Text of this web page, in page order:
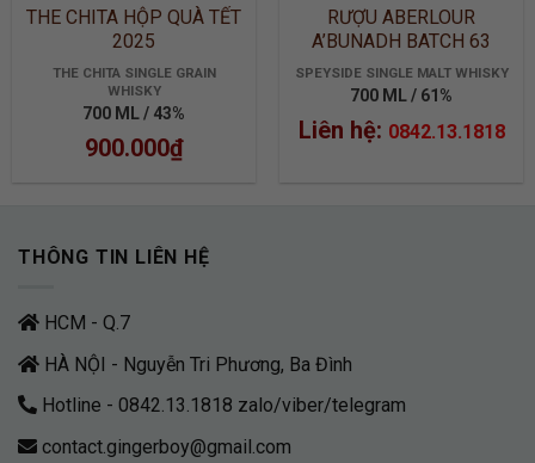
THE CHITA HỘP QUÀ TẾT
2025
THE CHITA SINGLE GRAIN
WHISKY
700 ML / 43%
900.000₫
RƯỢU ABERLOUR
A’BUNADH BATCH 63
SPEYSIDE SINGLE MALT WHISKY
700 ML / 61%
Liên hệ: 0842.13.1818
THÔNG TIN LIÊN HỆ
HCM - Q.7
HÀ NỘI - Nguyễn Tri Phương, Ba Đình
Hotline - 0842.13.1818 zalo/viber/telegram
contact.gingerboy@gmail.com